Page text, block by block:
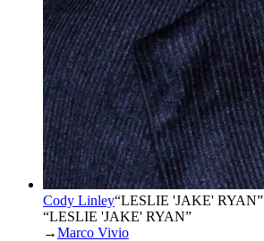
Cody Linley“LESLIE 'JAKE' RYAN”
“LESLIE 'JAKE' RYAN”
→Marco Vivio